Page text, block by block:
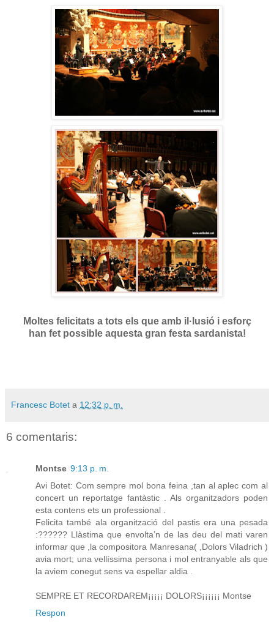
Moltes felicitats a tots els que amb il·lusió i esforç
han fet possible aquesta gran festa sardanista!
Francesc Botet a 12:32 p. m.
6 comentaris:
Montse 9:13 p. m.
Avi Botet: Com sempre mol bona feina ,tan al aplec com al
concert un reportatge fantàstic . Als organitzadors poden
esta contens ets un professional .
Felicita també ala organització del pastis era una pesada
:?????? Llàstima que envolta’n de las deu del mati varen
informar que ,la compositora Manresana( ,Dolors Viladrich )
avia mort; una vellíssima persona i mol entranyable als que
la aviem conegut sens va espellar aldia .
SEMPRE ET RECORDAREM¡¡¡¡¡ DOLORS¡¡¡¡¡¡ Montse
Respon